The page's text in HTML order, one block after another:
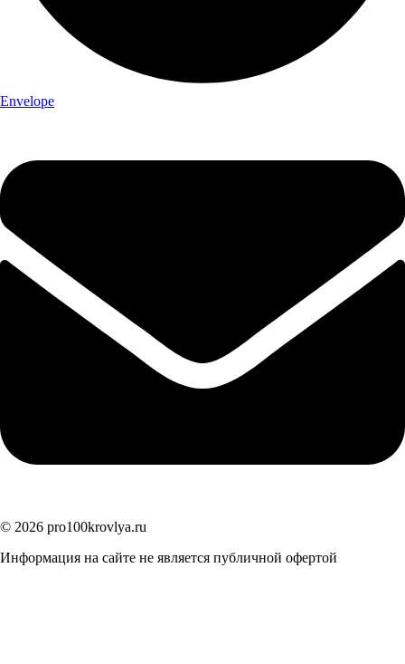
Envelope
© 2026 pro100krovlya.ru
Информация на сайте не является публичной офертой